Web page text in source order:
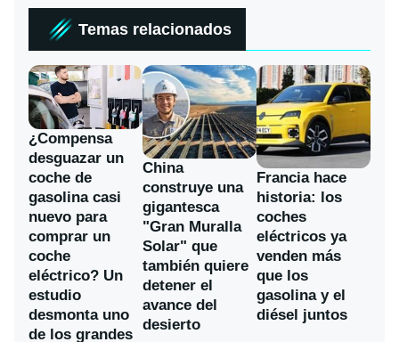
Temas relacionados
¿Compensa
desguazar un
coche de
gasolina casi
nuevo para
comprar un
coche
eléctrico? Un
estudio
desmonta uno
de los grandes
China
construye una
gigantesca
"Gran Muralla
Solar" que
también quiere
detener el
avance del
desierto
Francia hace
historia: los
coches
eléctricos ya
venden más
que los
gasolina y el
diésel juntos